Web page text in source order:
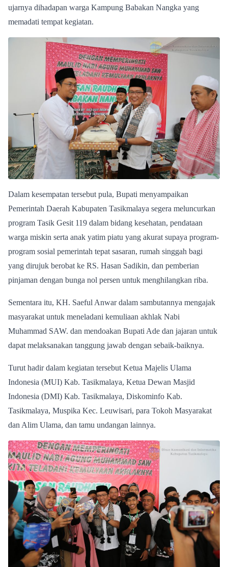
ujarnya dihadapan warga Kampung Babakan Nangka yang
memadati tempat kegiatan.
Dalam kesempatan tersebut pula, Bupati menyampaikan
Pemerintah Daerah Kabupaten Tasikmalaya segera meluncurkan
program Tasik Gesit 119 dalam bidang kesehatan, pendataan
warga miskin serta anak yatim piatu yang akurat supaya program-
program sosial pemerintah tepat sasaran, rumah singgah bagi
yang dirujuk berobat ke RS. Hasan Sadikin, dan pemberian
pinjaman dengan bunga nol persen untuk menghilangkan riba.
Sementara itu, KH. Saeful Anwar dalam sambutannya mengajak
masyarakat untuk meneladani kemuliaan akhlak Nabi
Muhammad SAW. dan mendoakan Bupati Ade dan jajaran untuk
dapat melaksanakan tanggung jawab dengan sebaik-baiknya.
Turut hadir dalam kegiatan tersebut Ketua Majelis Ulama
Indonesia (MUI) Kab. Tasikmalaya, Ketua Dewan Masjid
Indonesia (DMI) Kab. Tasikmalaya, Diskominfo Kab.
Tasikmalaya, Muspika Kec. Leuwisari, para Tokoh Masyarakat
dan Alim Ulama, dan tamu undangan lainnya.